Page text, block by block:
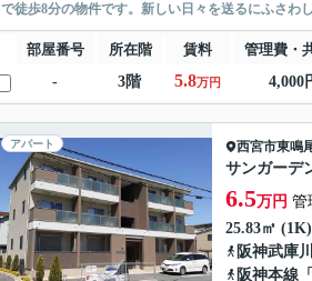
で徒歩8分の物件です。新しい日々を送るにふさわ
部屋番号 所在階 賃料 管理費・
-
3階 5.8万円 4,000
アパート 西宮市東鳴
サンガーデ
6.5万円 管
25.83㎡
阪神武庫
阪神本線 「